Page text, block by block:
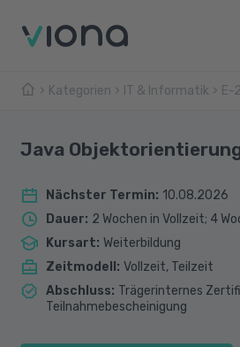
Kategorien IT & Informatik E-
Java
Nächster Termin: 10.08.2026
Dauer: 2 Wochen in Vollzeit; 4
Kursart: Weiterbildung
Zeitmodell : Vollzeit, Teilzeit
Abschluss: Trägerinternes
Teilnahmebescheinigung